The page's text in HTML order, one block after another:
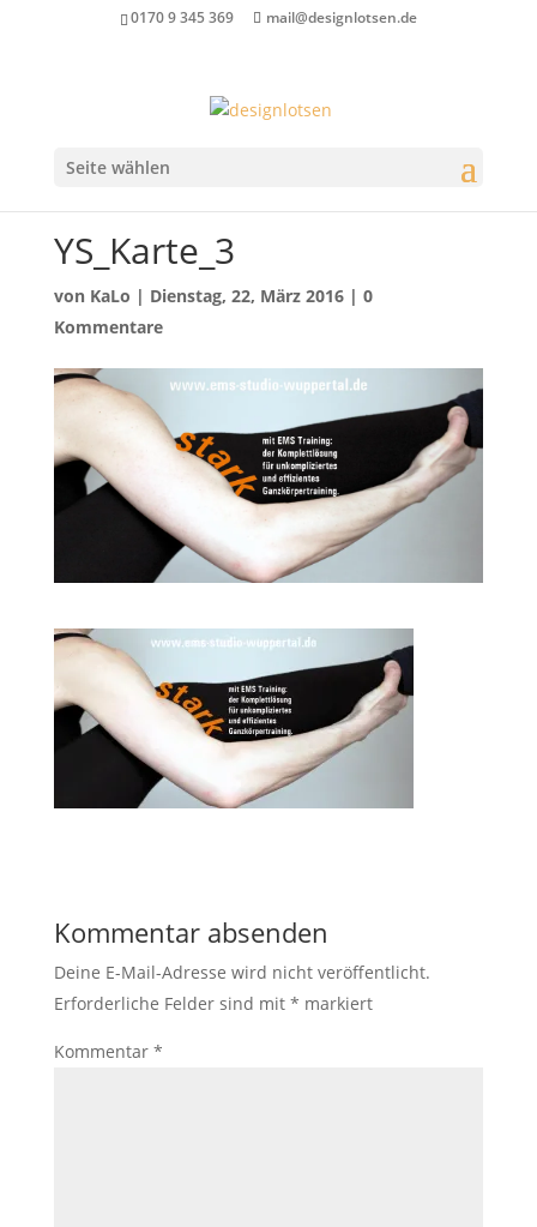
0170 9 345 369 mail@designlotsen.de
Seite wählen
YS_Karte_3
von KaLo | Dienstag, 22, März 2016| 0
Kommentare
Kommentar absenden
Deine E-Mail-Adresse wird nicht veröffentlicht.
Erforderliche Felder sind mit * markiert
Kommentar *